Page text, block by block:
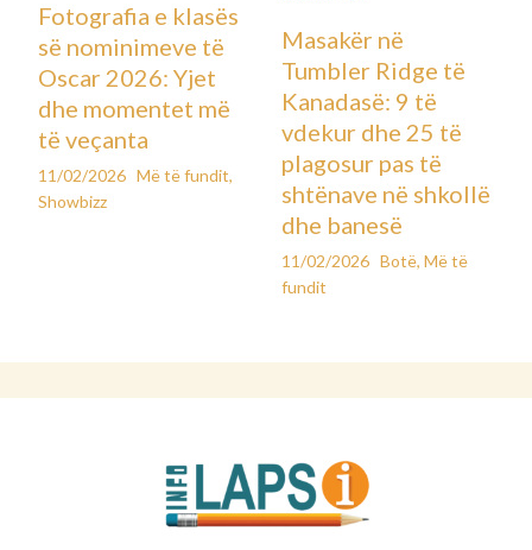
Fotografia e klasës
së nominimeve të
Oscar 2026: Yjet
dhe momentet më
të veçanta
11/02/2026 Më të fundit,
Showbizz
Masakër në
Tumbler Ridge të
Kanadasë: 9 të
vdekur dhe 25 të
plagosur pas të
shtënave në shkollë
dhe banesë
11/02/2026 Botë, Më të
fundit